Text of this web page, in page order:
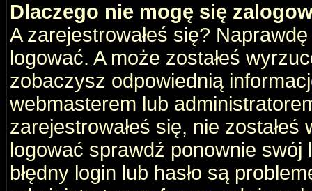
Dlaczego nie mogę się
A zarejestrowałeś się?
logować. A może zostałeś
zobaczysz odpowiednią
webmasterem lub
zarejestrowałeś się, nie
logować sprawdź ponownie swój
błędny login lub hasło są